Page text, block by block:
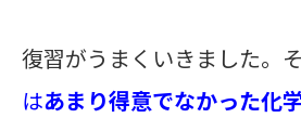
復習がうまくいきました。
はあまり得意でなかった化